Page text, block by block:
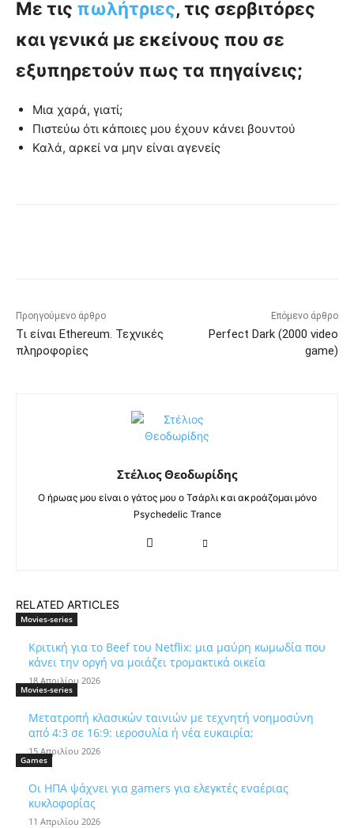
Με τις πωλήτριες, τις σερβιτόρες
και γενικά με εκείνους που σε
εξυπηρετούν πως τα πηγαίνεις;
Μια χαρά, γιατί;
Πιστεύω ότι κάποιες μου έχουν κάνει βουντού
Καλά, αρκεί να μην είναι αγενείς
Προηγούμενο άρθρο
Τι είναι Ethereum. Τεχνικές
πληροφορίες
Επόμενο άρθρο
Perfect Dark (2000 video
game)
Στέλιος Θεοδωρίδης
Ο ήρωας μου είναι ο γάτος μου ο Τσάρλι και ακροάζομαι μόνο
Psychedelic Trance
RELATED ARTICLES
Movies-series
Κριτική για το Beef του Netflix: μια μαύρη κωμωδία που
κάνει την οργή να μοιάζει τρομακτικά οικεία
18 Απριλίου 2026
Movies-series
Μετατροπή κλασικών ταινιών με τεχνητή νοημοσύνη
από 4:3 σε 16:9: ιεροσυλία ή νέα ευκαιρία;
15 Απριλίου 2026
Games
Οι ΗΠΑ ψάχνει για gamers για ελεγκτές εναέριας
κυκλοφορίας
11 Απριλίου 2026